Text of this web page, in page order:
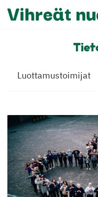
Luottamustoimijat